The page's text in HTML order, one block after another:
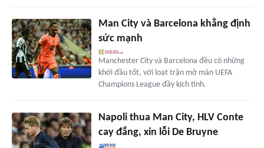
Man City và Barcelona khẳng định
sức mạnh
Manchester City và Barcelona đều có những
khởi đầu tốt, với loạt trận mở màn UEFA
Champions League đầy kịch tính.
Napoli thua Man City, HLV Conte
cay đắng, xin lỗi De Bruyne